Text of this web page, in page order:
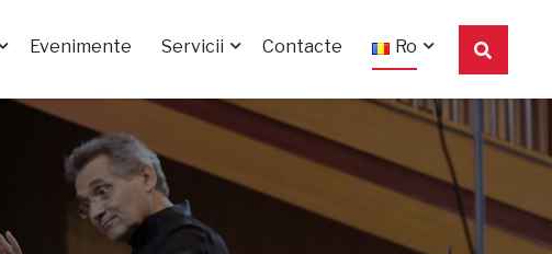
Evenimente Servicii Contacte Ro